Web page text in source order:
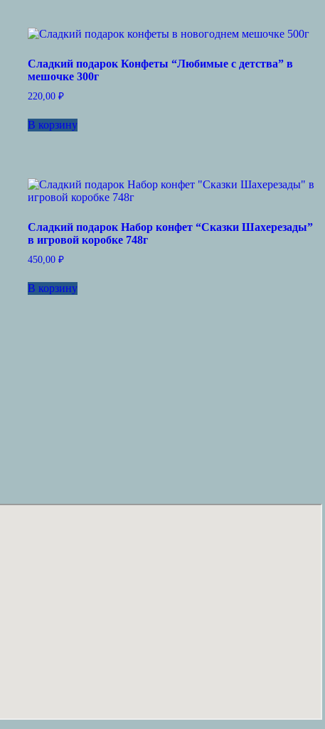
Сладкий подарок Конфеты “Любимые с детства” в
мешочке 300г
220,00 ₽
В корзину
Сладкий подарок Набор конфет “Сказки Шахерезады”
в игровой коробке 748г
450,00 ₽
В корзину